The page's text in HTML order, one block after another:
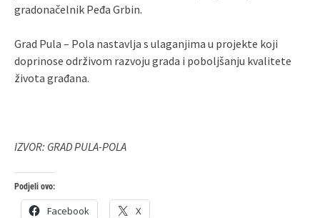
gradonačelnik Peđa Grbin.
Grad Pula – Pola nastavlja s ulaganjima u projekte koji
doprinose održivom razvoju grada i poboljšanju kvalitete
života građana.
IZVOR: GRAD PULA-POLA
Podjeli ovo:
Facebook X